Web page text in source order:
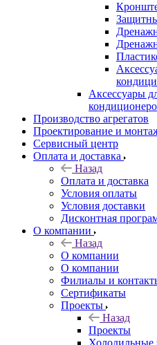
Аксессуары
Производство агрегатов
Проектирование и
Сервисный центр
Оплата и доставка
Назад
Оплата и доставка
Условия оплаты
Условия доставки
Дисконтная
О компании
Назад
О компании
О компании
Филиалы и
Сертификаты
Проекты
Назад
Проекты
Холодильные